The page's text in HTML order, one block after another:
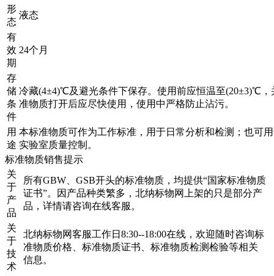
形
态
液态
有
效
期
24个月
存
储
条
件
冷藏(4±4)℃及避光条件下保存。使用前应恒温至(20±3)℃
准物质打开后应尽快使用，使用中严格防止沾污。
用
途
本标准物质可作为工作标准，用于日常分析和检测；也可
实验室质量控制。
标准物质销售提示
关
于
产
品
所有GBW、GSB开头的标准物质，均提供“国家标准物质
证书”。因产品种类繁多，北纳标物网上架的只是部分产
品，详情请咨询在线客服。
关
于
技
术
北纳标物网客服工作日8:30--18:00在线，欢迎随时咨询标
准物质价格、标准物质证书、标准物质检测检验等相关
信息。